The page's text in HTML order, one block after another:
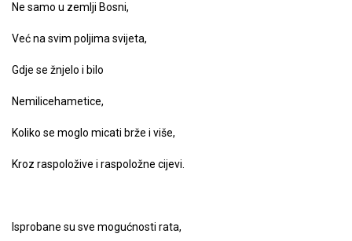
Ne samo u zemlji Bosni,
Već na svim poljima svijeta,
Gdje se žnjelo i bilo
Nemilice­hametice,
Koliko se moglo micati brže i više,
Kroz raspoložive i raspoložne cijevi.
Isprobane su sve mogućnosti rata,